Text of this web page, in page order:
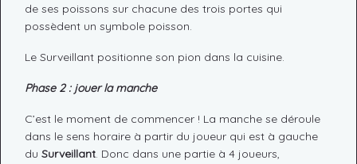
de ses poissons sur chacune des trois portes qui
possèdent un symbole poisson.
Le Surveillant positionne son pion dans la cuisine.
Phase 2 : jouer la manche
C’est le moment de commencer ! La manche se déroule
dans le sens horaire à partir du joueur qui est à gauche
du Surveillant . Donc dans une partie à 4 joueurs,